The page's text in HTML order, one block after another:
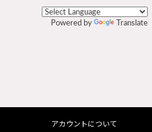
Powered by Translate
アカウントについて